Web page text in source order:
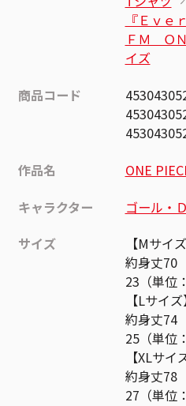
『Ｅｖ
ＦＭ＿
イズ
商品コード
作品名
ONE
キャラクター
ゴール・
サイズ
【Mサイズ
約身丈
23（単位
【Lサイズ
約身丈
25（単位
【XLサイ
約身丈
27（単位